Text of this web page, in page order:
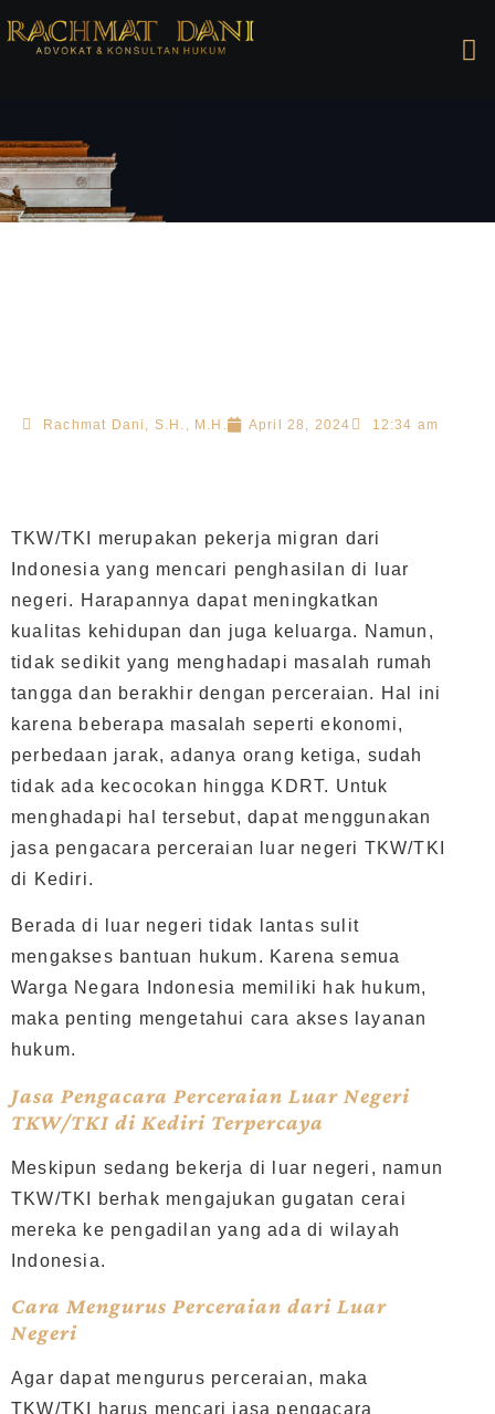
Rachmat Dani, S.H., M.H. April 28, 2024 12:34 am
TKW/TKI merupakan pekerja migran dari
Indonesia yang mencari penghasilan di luar
negeri. Harapannya dapat meningkatkan
kualitas kehidupan dan juga keluarga. Namun,
tidak sedikit yang menghadapi masalah rumah
tangga dan berakhir dengan perceraian. Hal ini
karena beberapa masalah seperti ekonomi,
perbedaan jarak, adanya orang ketiga, sudah
tidak ada kecocokan hingga KDRT. Untuk
menghadapi hal tersebut, dapat menggunakan
jasa pengacara perceraian luar negeri TKW/TKI
di Kediri.
Berada di luar negeri tidak lantas sulit
mengakses bantuan hukum. Karena semua
Warga Negara Indonesia memiliki hak hukum,
maka penting mengetahui cara akses layanan
hukum.
Jasa Pengacara Perceraian Luar Negeri
TKW/TKI di Kediri Terpercaya
Meskipun sedang bekerja di luar negeri, namun
TKW/TKI berhak mengajukan gugatan cerai
mereka ke pengadilan yang ada di wilayah
Indonesia.
Cara Mengurus Perceraian dari Luar
Negeri
Agar dapat mengurus perceraian, maka
TKW/TKI harus mencari jasa pengacara